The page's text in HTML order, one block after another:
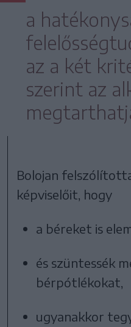
a
az a két
szerint az
Bolojan
képviselőit, hogy
a béreket is
és szüntessék
bérpótlékokat,
ugyanakkor